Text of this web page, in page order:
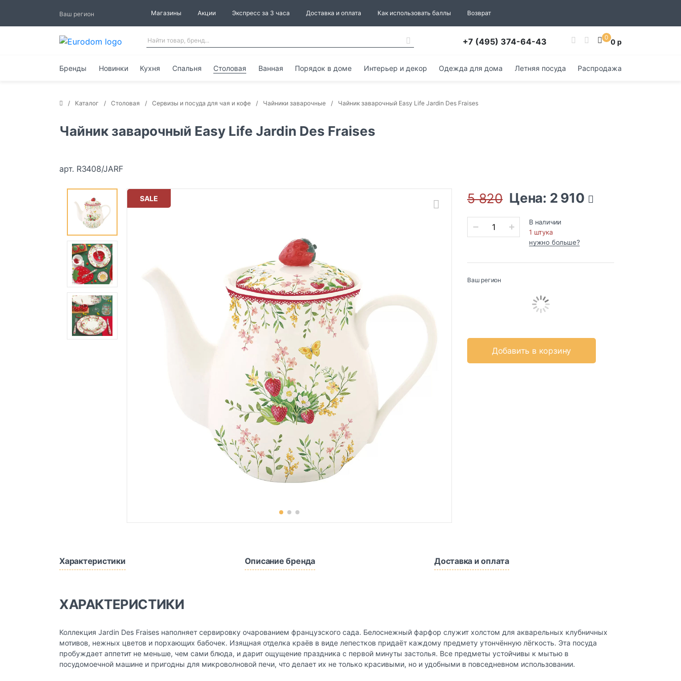
Ваш регион Магазины Акции Экспресс за 3 часа Доставка и оплата Как использовать баллы Возврат
+7 (495) 374-64-43 0 0 р
Бренды Новинки Кухня Спальня Столовая Ванная Порядок в доме Интерьер и декор Одежда для дома Летняя посуда Распродажа
Каталог Столовая Сервизы и посуда для чая и кофе Чайники заварочные Чайник заварочный Easy Life Jardin Des Fraises
Чайник заварочный Easy Life Jardin Des Fraises
арт. R3408/JARF
SALE 5 820 Цена: 2 910
В наличии
1 штука
нужно больше?
Ваш регион
Добавить в корзину
Характеристики Описание бренда Доставка и оплата
ХАРАКТЕРИСТИКИ
Коллекция Jardin Des Fraises наполняет сервировку очарованием французского сада. Белоснежный фарфор служит холстом для акварельных клубничных
мотивов, нежных цветов и порхающих бабочек. Изящная отделка краёв в виде лепестков придаёт каждому предмету утончённую лёгкость. Эта посуда
пробуждает аппетит не меньше, чем сами блюда, и дарит ощущение праздника с первой минуты застолья. Все предметы устойчивы к мытью в
посудомоечной машине и пригодны для микроволновой печи, что делает их не только красивыми, но и удобными в повседневном использовании.